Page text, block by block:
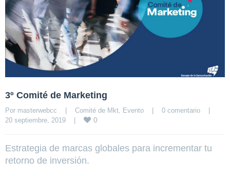
3º Comité de Marketing
Por masterwebcc | Comité de Mkt Evento | 0 comentario
|
20 septiembre, 2019 | 0
Estrategia de marcas globales para incrementar tu
retorno de inversión.